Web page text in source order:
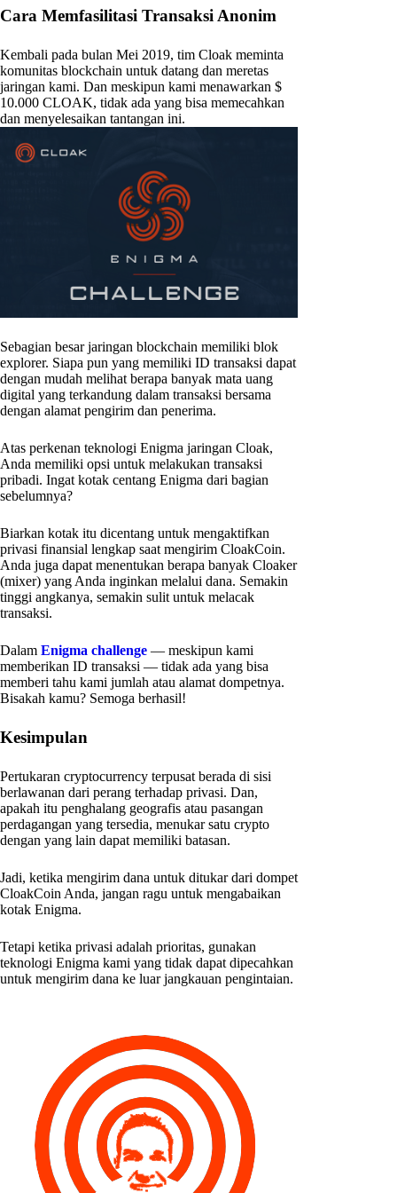
Cara Memfasilitasi Transaksi Anonim
Kembali pada bulan Mei 2019, tim Cloak meminta
komunitas blockchain untuk datang dan meretas
jaringan kami. Dan meskipun kami menawarkan $
10.000 CLOAK, tidak ada yang bisa memecahkan
dan menyelesaikan tantangan ini.
Sebagian besar jaringan blockchain memiliki blok
explorer. Siapa pun yang memiliki ID transaksi dapat
dengan mudah melihat berapa banyak mata uang
digital yang terkandung dalam transaksi bersama
dengan alamat pengirim dan penerima.
Atas perkenan teknologi Enigma jaringan Cloak,
Anda memiliki opsi untuk melakukan transaksi
pribadi. Ingat kotak centang Enigma dari bagian
sebelumnya?
Biarkan kotak itu dicentang untuk mengaktifkan
privasi finansial lengkap saat mengirim CloakCoin.
Anda juga dapat menentukan berapa banyak Cloaker
(mixer) yang Anda inginkan melalui dana. Semakin
tinggi angkanya, semakin sulit untuk melacak
transaksi.
Dalam Enigma challenge — meskipun kami
memberikan ID transaksi — tidak ada yang bisa
memberi tahu kami jumlah atau alamat dompetnya.
Bisakah kamu? Semoga berhasil!
Kesimpulan
Pertukaran cryptocurrency terpusat berada di sisi
berlawanan dari perang terhadap privasi. Dan,
apakah itu penghalang geografis atau pasangan
perdagangan yang tersedia, menukar satu crypto
dengan yang lain dapat memiliki batasan.
Jadi, ketika mengirim dana untuk ditukar dari dompet
CloakCoin Anda, jangan ragu untuk mengabaikan
kotak Enigma.
Tetapi ketika privasi adalah prioritas, gunakan
teknologi Enigma kami yang tidak dapat dipecahkan
untuk mengirim dana ke luar jangkauan pengintaian.